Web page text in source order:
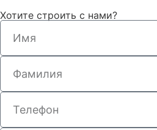
Хотите строить с нами?